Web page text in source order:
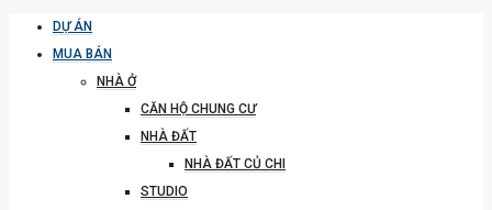
DỰ ÁN
MUA BÁN
NHÀ Ở
CĂN HỘ CHUNG CƯ
NHÀ ĐẤT
NHÀ ĐẤT CỦ CHI
STUDIO